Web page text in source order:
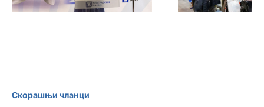
Скорашњи чланци